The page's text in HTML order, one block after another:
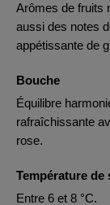
Arômes de fruits
aussi des notes
appétissante de
Bouche
Équilibre
rafraîchissante
rose.
Température de
Entre 6 et 8 °C.